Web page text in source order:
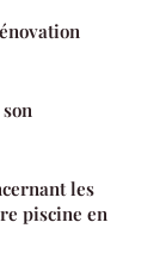
les
piscine en